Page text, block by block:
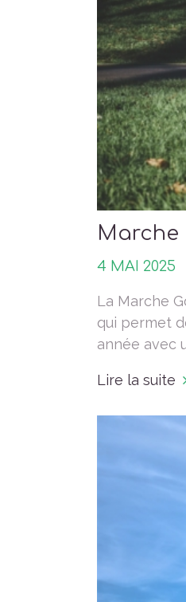
Marche
4 MAI 2025
La Marche
qui permet
année avec
Lire la suite